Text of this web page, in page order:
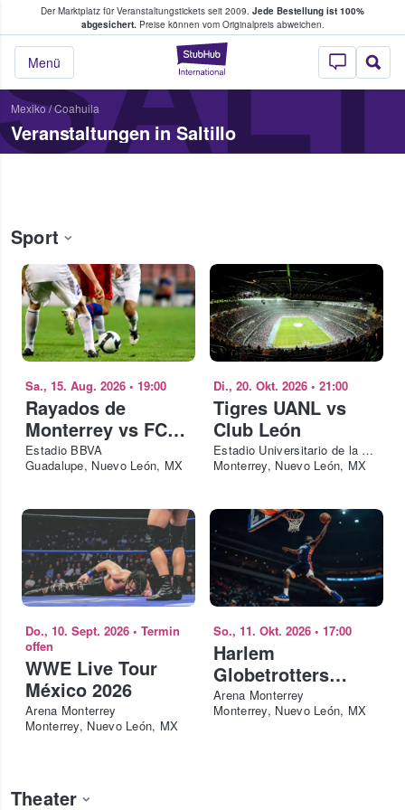
Der Marktplatz für Veranstaltungstickets seit 2009. Jede Bestellung ist 100%
abgesichert.Preise können vom Originalpreis abweichen.
StubHub - Wo
Menü
Tickets kaufen & verkaufen
Mexiko/Coahuila
Veranstaltungen in Saltillo
Sport
Sa., 15. Aug. 2026 • 19:00
Rayados de
Monterrey vs FC
Juárez Bravos
Estadio BBVA
Guadalupe, Nuevo León, MX
Di., 20. Okt. 2026 • 21:00
Tigres UANL vs
Club León
Estadio Universitario de la Universidad Autónoma de Nuevo León - El Volcán
Monterrey, Nuevo León, MX
Do., 10. Sept. 2026 • Termin
offen
WWE Live Tour
México 2026
Arena Monterrey
Monterrey, Nuevo León, MX
So., 11. Okt. 2026 • 17:00
Harlem
Globetrotters
Monterrey
Arena Monterrey
Monterrey, Nuevo León, MX
Theater